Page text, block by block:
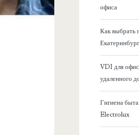
офиса
Как выбрать
VDI для
удаленного
Гигиена
Electrolux